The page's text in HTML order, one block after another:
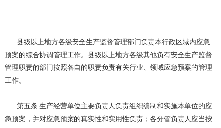
县级以上地方各级安全生产监督管理部门负责本行政区域内应急
预案的综合协调管理工作。县级以上地方各级其他负有安全生产监督
管理职责的部门按照各自的职责负责有关行业、领域应急预案的管理
工作。
第五条 生产经营单位主要负责人负责组织编制和实施本单位的应
急预案，并对应急预案的真实性和实用性负责；各分管负责人应当按